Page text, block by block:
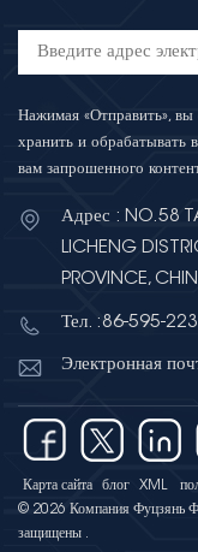
Нажимая «Отправить»,
хранить и обрабатывать
вам запрошенного
Адрес : NO.58
LICHENG
PROVINCE,
Тел. :86-595-
Электронная
Карта сайта блог XML
© 2026 Компания Фуцзянь
защищены .